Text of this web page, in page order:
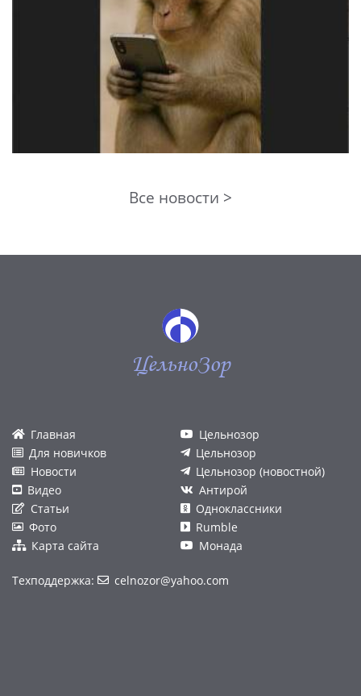
Все новости >
ЦельноЗор
Главная
Для новичков
Новости
Видео
Статьи
Фото
Карта сайта
Цельнозор
Цельнозор
Цельнозор (новостной)
Антирой
Одноклассники
Rumble
Монада
Техподдержка: celnozor@yahoo.com